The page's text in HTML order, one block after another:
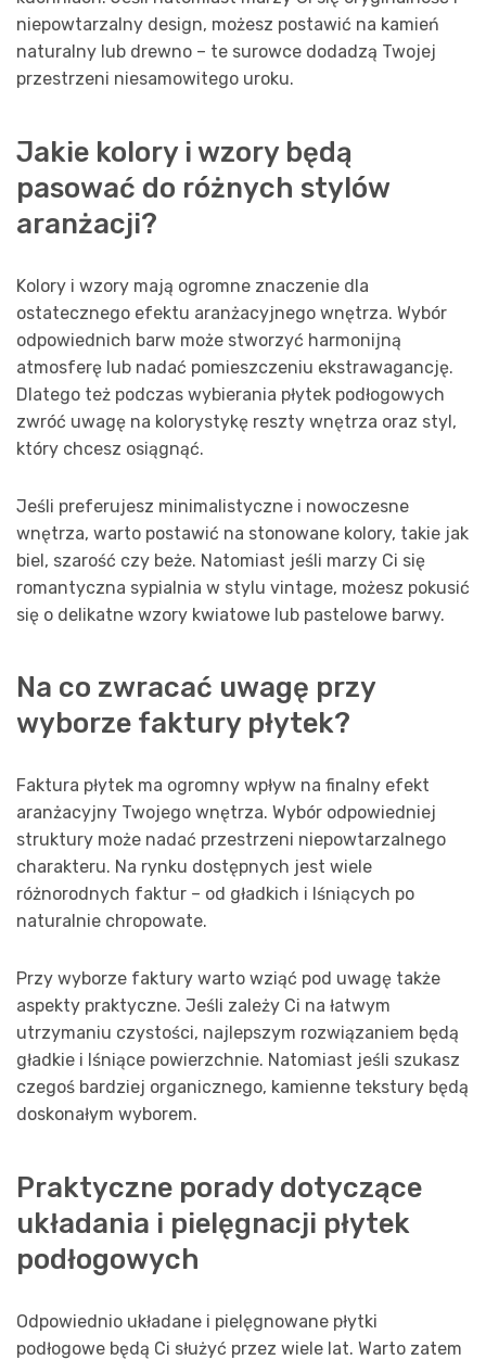
niepowtarzalny design, możesz postawić na kamień
naturalny lub drewno – te surowce dodadzą Twojej
przestrzeni niesamowitego uroku.
Jakie kolory i wzory będą
pasować do różnych stylów
aranżacji?
Kolory i wzory mają ogromne znaczenie dla
ostatecznego efektu aranżacyjnego wnętrza. Wybór
odpowiednich barw może stworzyć harmonijną
atmosferę lub nadać pomieszczeniu ekstrawagancję.
Dlatego też podczas wybierania płytek podłogowych
zwróć uwagę na kolorystykę reszty wnętrza oraz styl,
który chcesz osiągnąć.
Jeśli preferujesz minimalistyczne i nowoczesne
wnętrza, warto postawić na stonowane kolory, takie jak
biel, szarość czy beże. Natomiast jeśli marzy Ci się
romantyczna sypialnia w stylu vintage, możesz pokusić
się o delikatne wzory kwiatowe lub pastelowe barwy.
Na co zwracać uwagę przy
wyborze faktury płytek?
Faktura płytek ma ogromny wpływ na finalny efekt
aranżacyjny Twojego wnętrza. Wybór odpowiedniej
struktury może nadać przestrzeni niepowtarzalnego
charakteru. Na rynku dostępnych jest wiele
różnorodnych faktur – od gładkich i lśniących po
naturalnie chropowate.
Przy wyborze faktury warto wziąć pod uwagę także
aspekty praktyczne. Jeśli zależy Ci na łatwym
utrzymaniu czystości, najlepszym rozwiązaniem będą
gładkie i lśniące powierzchnie. Natomiast jeśli szukasz
czegoś bardziej organicznego, kamienne tekstury będą
doskonałym wyborem.
Praktyczne porady dotyczące
układania i pielęgnacji płytek
podłogowych
Odpowiednio układane i pielęgnowane płytki
podłogowe będą Ci służyć przez wiele lat. Warto zatem